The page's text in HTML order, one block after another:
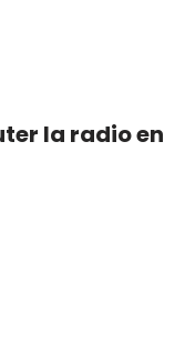
la radio en